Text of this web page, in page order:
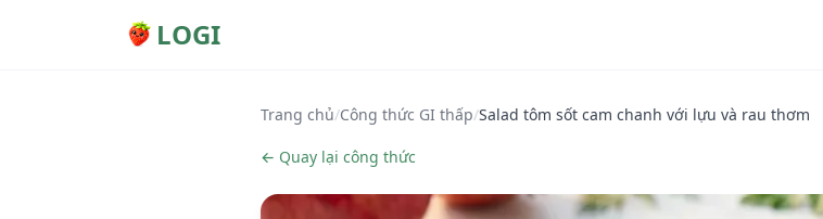
LOGI
Trang chủ/Công thức GI thấp/Salad tôm sốt cam chanh với lựu và rau thơm
← Quay lại công thức